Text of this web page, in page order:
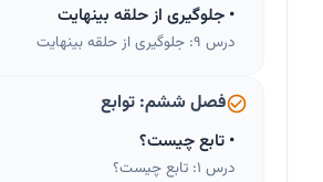
• جلوگیری از حلقه بینهایت
درس 9: جلوگیری از حلقه بینهایت
فصل ششم: توابع
• تابع چیست؟
درس 1: تابع چیست؟